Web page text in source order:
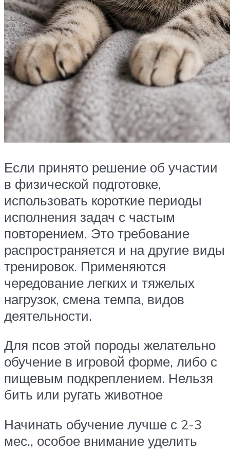
Если принято решение об участии
в физической подготовке,
использовать короткие периоды
исполнения задач с частым
повторением. Это требование
распространяется и на другие виды
тренировок. Применяются
чередование легких и тяжелых
нагрузок, смена темпа, видов
деятельности.
Для псов этой породы желательно
обучение в игровой форме, либо с
пищевым подкреплением. Нельзя
бить или ругать животное
Начинать обучение лучше с 2-3
мес., особое внимание уделить